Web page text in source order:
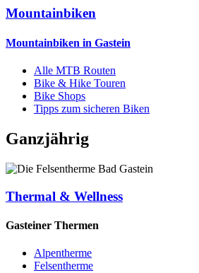
Mountainbiken
Mountainbiken in Gastein
Alle MTB Routen
Bike & Hike Touren
Bike Shops
Tipps zum sicheren Biken
Ganzjährig
Thermal & Wellness
Gasteiner Thermen
Alpentherme
Felsentherme